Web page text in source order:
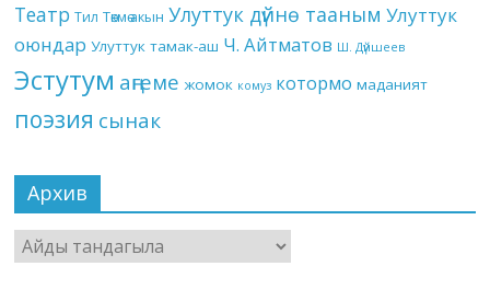
Театр Тил Төкмө акын Улуттук дүйнө тааным Улуттук
оюндар Улуттук тамак-аш Ч. Айтматов Ш. Дүйшеев
Эстутум аңгеме жомок комуз котормо маданият
поэзия сынак
Архив
Архив